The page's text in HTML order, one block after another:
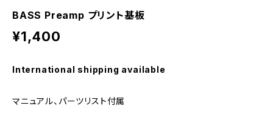
BASS Preamp プリント基板
¥1,400
International shipping available
マニュアル、パーツリスト付属